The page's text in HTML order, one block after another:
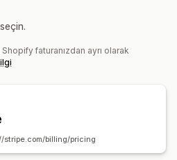
Deneme süreleri
faturanızdan ayrı olarak
stripe.com/billing/pricing